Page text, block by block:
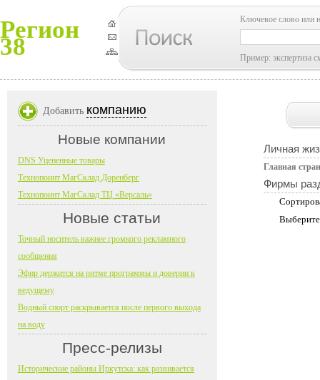
Регион
38
Ключевое слово или
Пример: экспертиза
Личная
Главная
Фирмы
Добавить компанию
Новые компании
DNS Уцененные товары
Технопоинт МагСклад Доренберг
Технопоинт МагСклад ТЦ «Версаль»
Новые статьи
Точный носитель важнее громкого рекламного
сообщения
Эфир держится на ритме программы и доверии к
ведущему
Водный спорт раскрывается после первого выхода
на воду
Пресс-релизы
Исторические районы Иркутска: как развивается